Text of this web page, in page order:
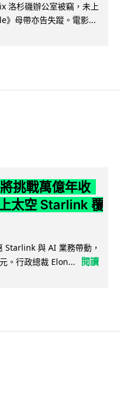
洛杉磯辦公室被竊，未上
》母帶亦告失蹤。電影...
挑戰萬億年收
太空 Starlink 覆
Starlink 與 AI 業務帶動，
。行政總裁 Elon...
閱讀